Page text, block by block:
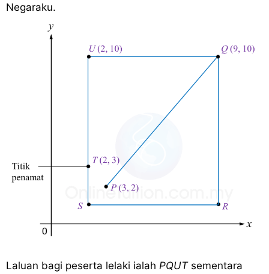
Negaraku.
Laluan bagi peserta lelaki ialah PQUTsementara